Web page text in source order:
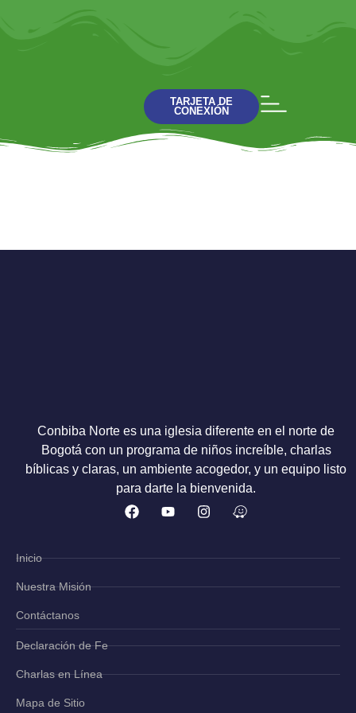
TARJETA DE
CONEXIÓN
Conbiba Norte es una iglesia diferente en el norte de
Bogotá con un programa de niños increíble, charlas
bíblicas y claras, un ambiente acogedor, y un equipo listo
para darte la bienvenida.
Inicio
Nuestra Misión
Contáctanos
Declaración de Fe
Charlas en Línea
Mapa de Sitio